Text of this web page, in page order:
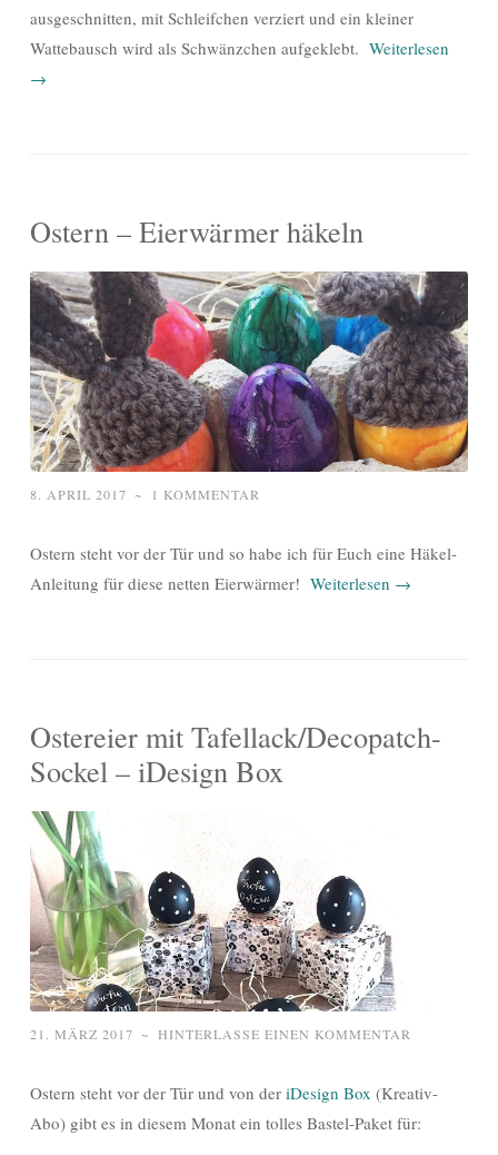
ausgeschnitten, mit Schleifchen verziert und ein kleiner
Wattebausch wird als Schwänzchen aufgeklebt. Weiterlesen
→
Ostern – Eierwärmer häkeln
8. APRIL 2017 ~ 1 KOMMENTAR
Ostern steht vor der Tür und so habe ich für Euch eine Häkel-
Anleitung für diese netten Eierwärmer! Weiterlesen →
Ostereier mit Tafellack/Decopatch-
Sockel – iDesign Box
21. MÄRZ 2017 ~ HINTERLASSE EINEN KOMMENTAR
Ostern steht vor der Tür und von der iDesign Box (Kreativ-
Abo) gibt es in diesem Monat ein tolles Bastel-Paket für: